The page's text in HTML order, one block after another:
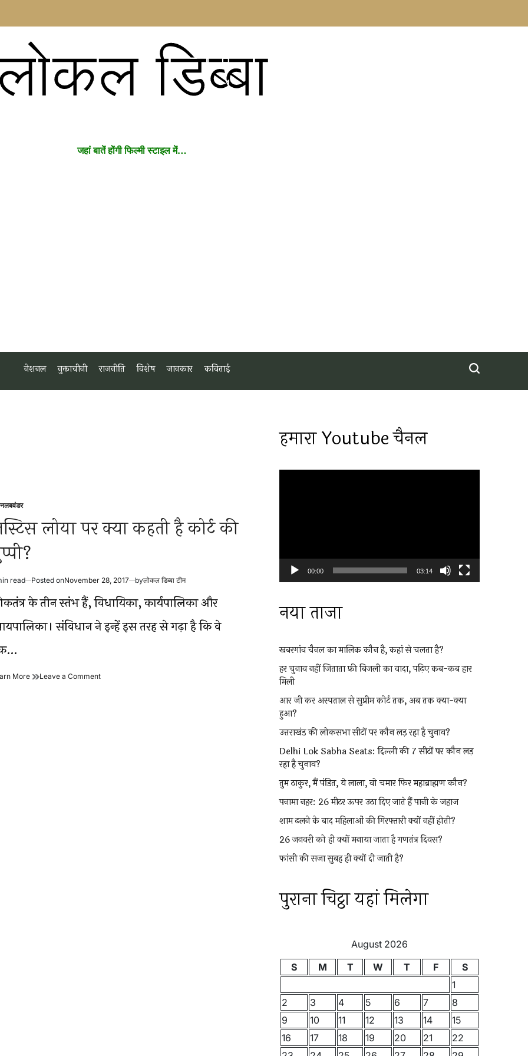
डिब्बा
जहां बातें होंगी फिल्मी स्टाइल में…
नेशनल नुक्ताचीनी राजनीति विशेष जानकार कविताई
बवंडर
लोया पर क्या कहती है कोर्ट की
read Posted onNovember 28, 2017 byलोकल डिब्बा टीम
के तीन स्तंभ हैं, विधायिका, कार्यपालिका और
संविधान ने इन्हें इस तरह से गढ़ा है कि वे
More जस्टिसLeave a Commenton
हमारा Youtube चैनल
00:00 03:14
नया ताजा
खबरगांव चैनल का मालिक कौन है, कहां से चलता है?
हर चुनाव नहीं जिताता फ्री बिजली का वादा, पढ़िए कब-कब हार
मिली
आर जी कर अस्पताल से सुप्रीम कोर्ट तक, अब तक क्या-क्या
हुआ?
उत्तराखंड की लोकसभा सीटों पर कौन लड़ रहा है चुनाव?
Delhi Lok Sabha Seats: दिल्ली की 7 सीटों पर कौन लड़
रहा है चुनाव?
तुम ठाकुर, मैं पंडित, ये लाला, वो चमार फिर महाब्राह्मण कौन?
पनामा नहर: 26 मीटर ऊपर उठा दिए जाते हैं पानी के जहाज
शाम ढलने के बाद महिलाओं की गिरफ्तारी क्यों नहीं होती?
26 जनवरी को ही क्यों मनाया जाता है गणतंत्र दिवस?
फांसी की सजा सुबह ही क्यों दी जाती है?
पुराना चिट्ठा यहां मिलेगा
August 2026
S
M T W T F
S
1
2
3 4 5 6 7
8
9
10 11 12 13 14
15
16
17 18 19 20 21
22